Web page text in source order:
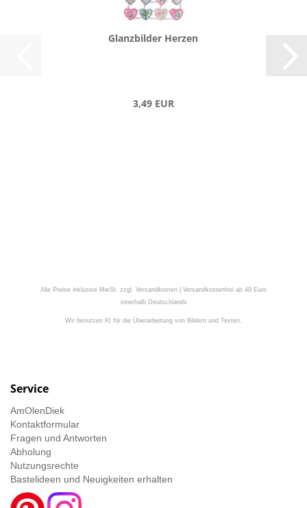
Glanz­bil­der Her­zen
3,49 EUR
Alle Preise inklusive MwSt. zzgl. Versandkosten | Versandkostenfrei ab 49 Euro
innerhalb Deutschlands
Wir benutzen KI für die Überarbeitung von Bildern und Texten.
Service
AmOlenDiek
Kontaktformular
Fragen und Antworten
Abholung
Nutzungsrechte
Bastelideen und Neuigkeiten erhalten